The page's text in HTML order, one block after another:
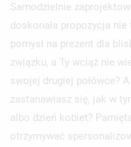
Samodzielnie
doskonała propozycja
pomysł na prezent dla
związku, a Ty wciąż nie
swojej drugiej połówce?
zastanawiasz się, jak w
albo dzień kobiet?
otrzymywać